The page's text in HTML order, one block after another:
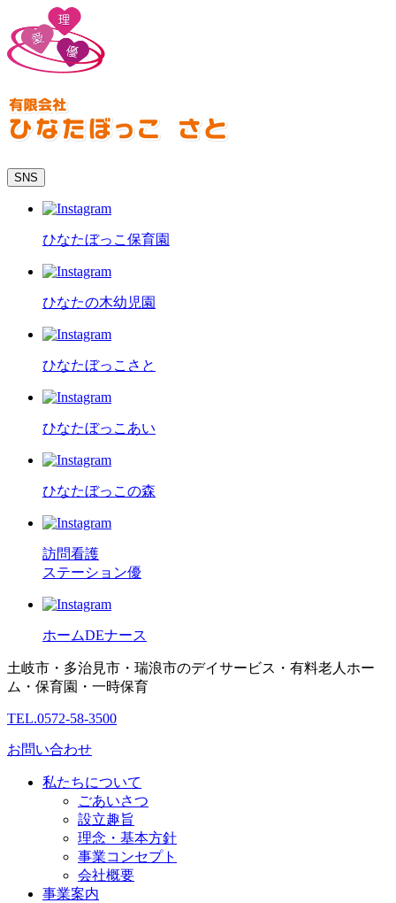
SNS
ひなたぼっこ保育園
ひなたの木幼児園
ひなたぼっこさと
ひなたぼっこあい
ひなたぼっこの森
訪問看護
ステーション優
ホームDEナース
土岐市・多治見市・瑞浪市のデイサービス・有料老人ホー
ム・保育園・一時保育
TEL.0572-58-3500
お問い合わせ
私たちについて
ごあいさつ
設立趣旨
理念・基本方針
事業コンセプト
会社概要
事業案内